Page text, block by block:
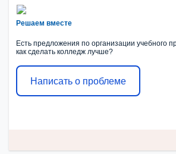
Решаем вместе
Есть предложения по организации учебного
как сделать колледж лучше?
Написать о проблеме